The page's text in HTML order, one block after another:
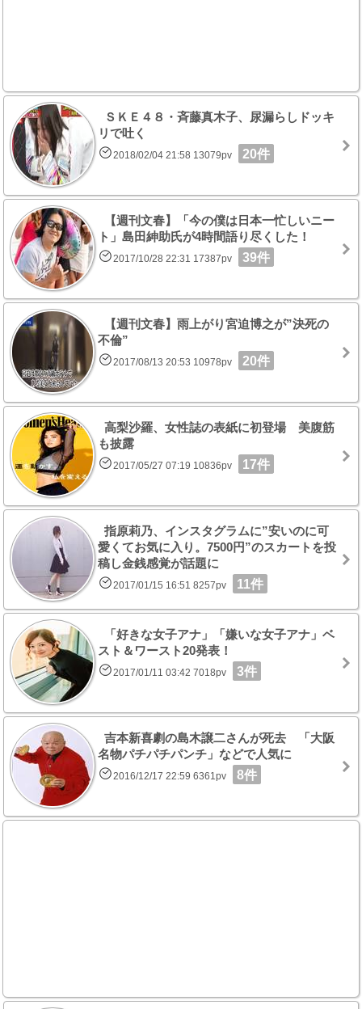
ＳＫＥ４８・斉藤真木子、尿漏らしドッキ
リで吐く
2018/02/04 21:58 13079pv 20件
【週刊文春】「今の僕は日本一忙しいニー
ト」島田紳助氏が4時間語り尽くした！
2017/10/28 22:31 17387pv 39件
【週刊文春】雨上がり宮迫博之が”決死の
不倫”
2017/08/13 20:53 10978pv 20件
高梨沙羅、女性誌の表紙に初登場 美腹筋
も披露
2017/05/27 07:19 10836pv 17件
指原莉乃、インスタグラムに”安いのに可
愛くてお気に入り。7500円”のスカートを投
稿し金銭感覚が話題に
2017/01/15 16:51 8257pv 11件
「好きな女子アナ」「嫌いな女子アナ」ベ
スト＆ワースト20発表！
2017/01/11 03:42 7018pv 3件
吉本新喜劇の島木譲二さんが死去 「大阪
名物パチパチパンチ」などで人気に
2016/12/17 22:59 6361pv 8件